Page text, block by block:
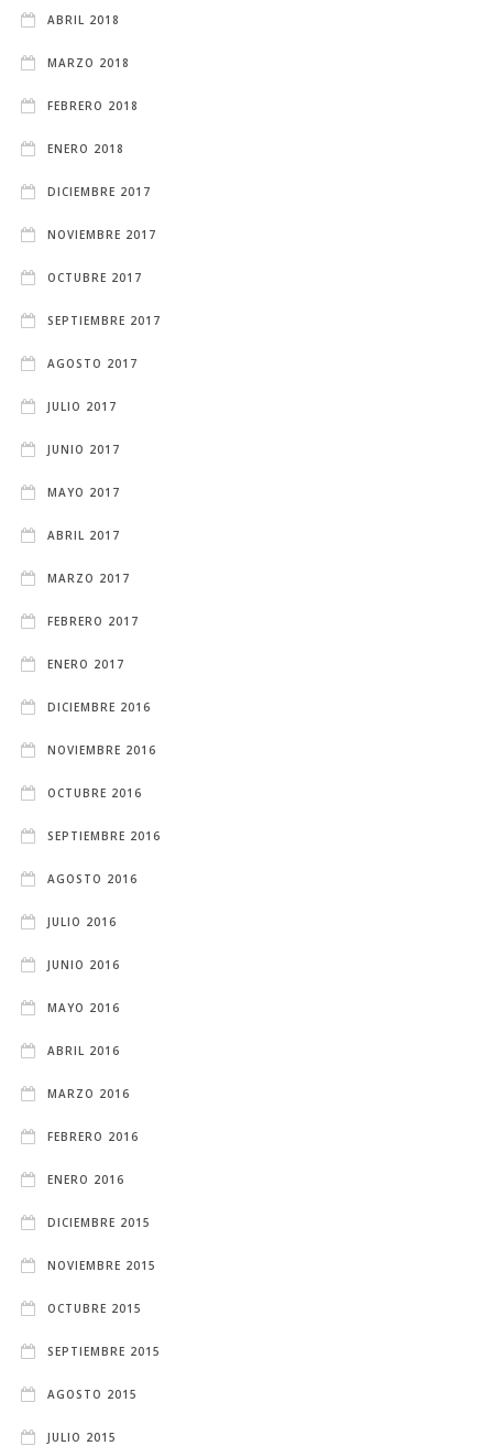
ABRIL 2018
MARZO 2018
FEBRERO 2018
ENERO 2018
DICIEMBRE 2017
NOVIEMBRE 2017
OCTUBRE 2017
SEPTIEMBRE 2017
AGOSTO 2017
JULIO 2017
JUNIO 2017
MAYO 2017
ABRIL 2017
MARZO 2017
FEBRERO 2017
ENERO 2017
DICIEMBRE 2016
NOVIEMBRE 2016
OCTUBRE 2016
SEPTIEMBRE 2016
AGOSTO 2016
JULIO 2016
JUNIO 2016
MAYO 2016
ABRIL 2016
MARZO 2016
FEBRERO 2016
ENERO 2016
DICIEMBRE 2015
NOVIEMBRE 2015
OCTUBRE 2015
SEPTIEMBRE 2015
AGOSTO 2015
JULIO 2015